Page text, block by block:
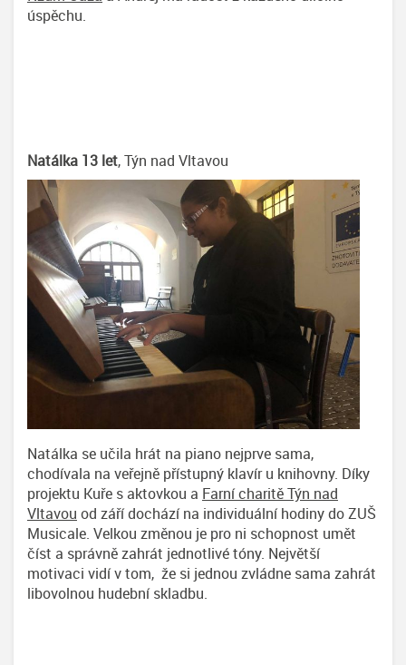
úspěchu.
Natálka 13 let, Týn nad Vltavou
Natálka se učila hrát na piano nejprve sama,
chodívala na veřejně přístupný klavír u knihovny. Díky
projektu Kuře s aktovkou a Farní charitě Týn nad
Vltavou od září dochází na individuální hodiny do ZUŠ
Musicale. Velkou změnou je pro ni schopnost umět
číst a správně zahrát jednotlivé tóny. Největší
motivaci vidí v tom, že si jednou zvládne sama zahrát
libovolnou hudební skladbu.